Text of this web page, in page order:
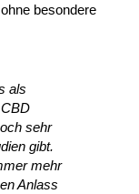
besondere
als
sehr
gibt.
mehr
Anlass